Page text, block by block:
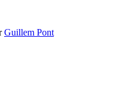
Guillem Pont